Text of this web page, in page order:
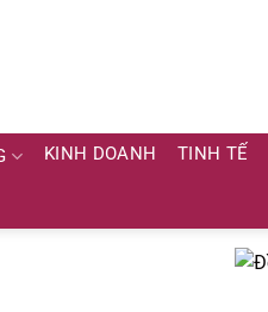
KINH DOANH TINH TẾ